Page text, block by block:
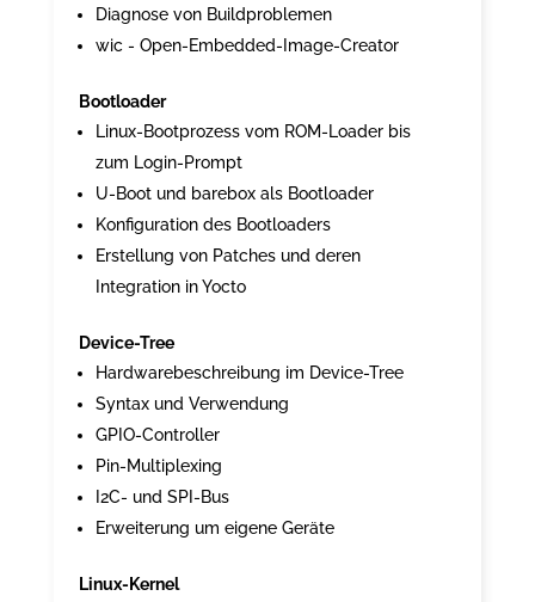
Diagnose von Buildproblemen
wic - Open-Embedded-Image-Creator
Bootloader
Linux-Bootprozess vom ROM-Loader bis
zum Login-Prompt
U-Boot und barebox als Bootloader
Konfiguration des Bootloaders
Erstellung von Patches und deren
Integration in Yocto
Device-Tree
Hardwarebeschreibung im Device-Tree
Syntax und Verwendung
GPIO-Controller
Pin-Multiplexing
I2C- und SPI-Bus
Erweiterung um eigene Geräte
Linux-Kernel